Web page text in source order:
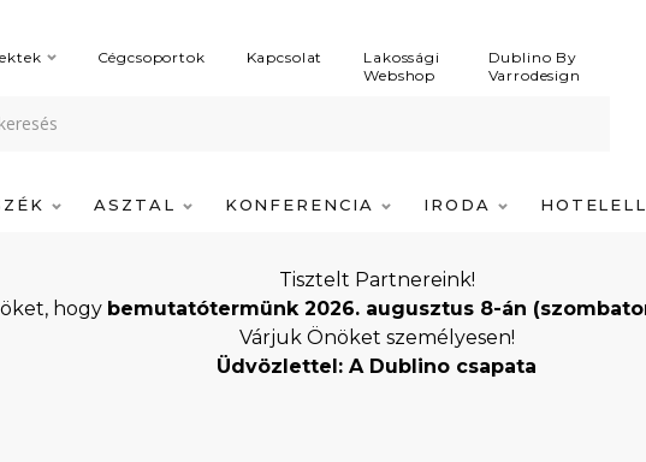
Cégcsoportok Kapcsolat
Lakossági
Webshop
Dublino By
Varrodesign
ASZTAL KONFERENCIA IRODA
Tisztelt Partnereink!
hogy bemutatótermünk 2026. augusztus 8-án
Várjuk Önöket személyesen!
Üdvözlettel: A Dublino csapata